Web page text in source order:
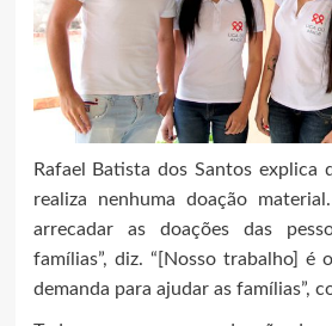
Rafael Batista dos Santos explica
realiza nenhuma doação
arrecadar as doações das
famílias”, diz. “[Nosso trabalho] é
demanda para ajudar as famílias”,